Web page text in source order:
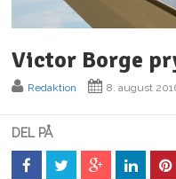
Victor Borge
Redaktion 8. august
DEL PÅ